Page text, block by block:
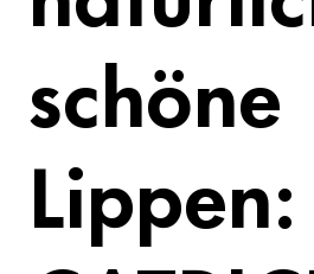
schöne
Lippen: